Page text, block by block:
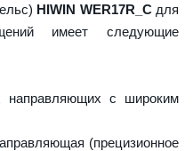
HIWIN WER17R_Cдля
имеет следующие
направляющих с широким
(прецизионное